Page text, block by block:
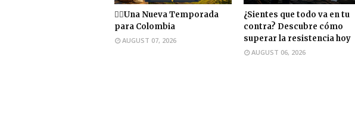
❤️‍🔥Una Nueva Temporada
para Colombia
AUGUST 07, 2026
¿Sientes que todo va en tu
contra? Descubre cómo
superar la resistencia hoy
AUGUST 06, 2026